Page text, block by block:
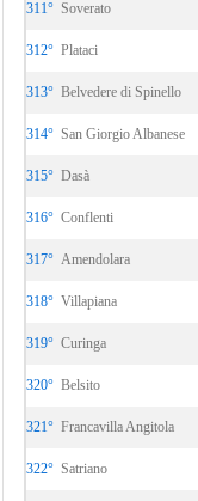
311° Soverato
312° Plataci
313° Belvedere di Spinello
314° San Giorgio Albanese
315° Dasà
316° Conflenti
317° Amendolara
318° Villapiana
319° Curinga
320° Belsito
321° Francavilla Angitola
322° Satriano